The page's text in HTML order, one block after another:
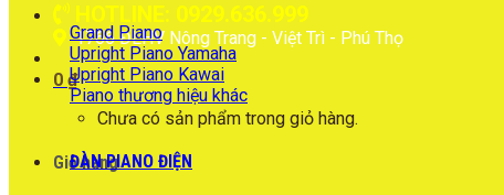
HOTLINE: 0929.636.999
1766 ĐLHV Nông Trang - Việt Trì - Phú Thọ
0 ₫
Chưa có sản phẩm trong giỏ hàng.
Giỏ hàng
Grand Piano
Upright Piano Yamaha
Upright Piano Kawai
Piano thương hiệu khác
ĐÀN PIANO ĐIỆN